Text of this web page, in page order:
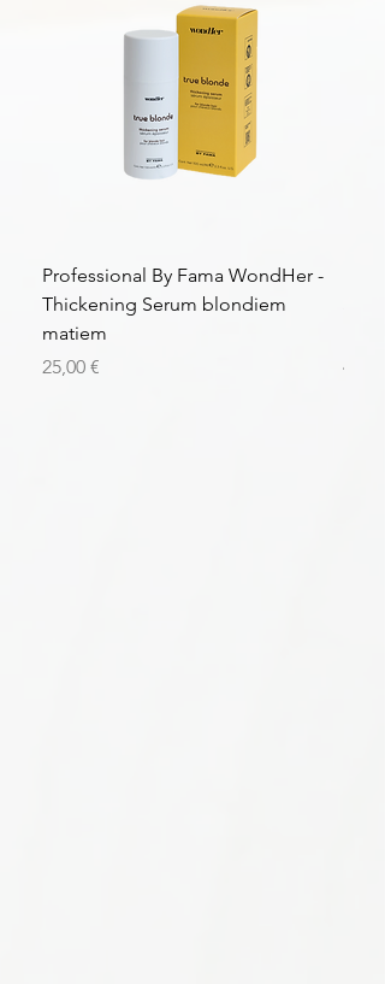
Professional By Fama WondHer -
Thickening Serum blondiem
matiem
Цена
25,00 €
Цена
43,56